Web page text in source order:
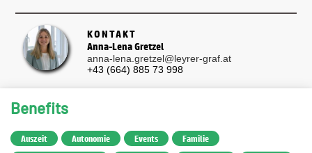
KONTAKT
Anna-Lena Gretzel
anna-lena.gretzel@leyrer-graf.at
+43 (664) 885 73 998
Benefits
Auszeit Autonomie Events
Familie